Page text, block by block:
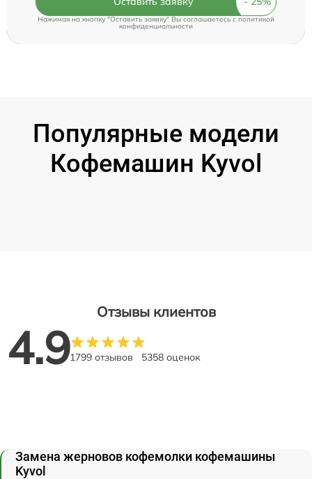
Нажимая на кнопку "Оставить заявку" Вы соглашаетесь cполитикой
конфиденциальности
Популярные модели
Кофемашин Kyvol
Отзывы клиентов
4.91799 отзывов 5358 оценок
Замена жерновов кофемолки кофемашины
Kyvol